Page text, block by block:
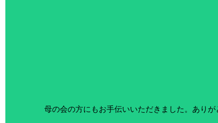
母の会の方にもお手伝いいただきました。あり